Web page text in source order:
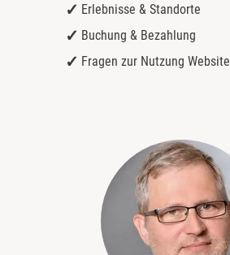
Erlebnisse & Standorte
Buchung & Bezahlung
Fragen zur Nutzung Website